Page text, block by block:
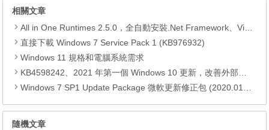
相關文章
All in One Runtimes 2.5.0，全自動安裝.Net Framework、Visual C++、DirectX、Flash Player、JRE
直接下載 Windows 7 Service Pack 1 (KB976932)
Windows 11 規格和電腦系統需求
KB4598242、2021 年第一個 Windows 10 更新，改善外部裝置安全性、解決HTTPS安全漏洞、印表機呼叫(RPC)漏洞
Windows 7 SP1 Update Package 微軟更新修正包 (2020.01月份)
隨機文章